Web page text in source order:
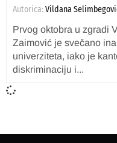
Autorica: Vildana
Prvog oktobra u zgradi
Zaimović je svečano
univerziteta, iako je
diskriminaciju i...